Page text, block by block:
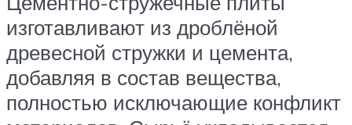
изготавливают из дроблёной
древесной стружки и цемента,
добавляя в состав вещества,
полностью исключающие конфликт